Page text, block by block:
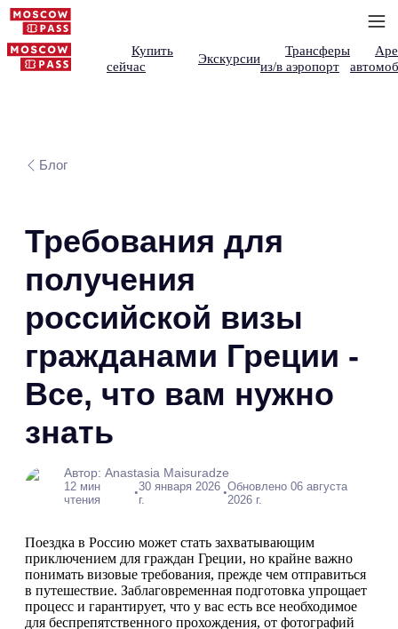
Купить
сейчас
Экскурсии
Трансферы
из/в аэропорт
Блог
Требования для
получения
российской визы
гражданами Греции -
Все, что вам нужно
знать
Автор: Anastasia Maisuradze
12 мин
чтения
•30 января 2026
г.
•Обновлено 06 августа
2026 г.
Поездка в Россию может стать захватывающим
приключением для граждан Греции, но крайне важно
понимать визовые требования, прежде чем отправиться
в путешествие. Заблаговременная подготовка упрощает
процесс и гарантирует, что у вас есть все необходимое
для беспрепятственного прохождения, от фотографий